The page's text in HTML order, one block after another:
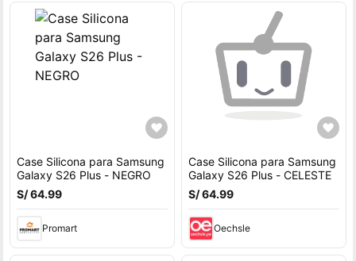
Case Silicona para Samsung
Galaxy S26 Plus - NEGRO
S/ 64.99
Promart
Case Silicona para Samsung
Galaxy S26 Plus - CELESTE
S/ 64.99
Oechsle